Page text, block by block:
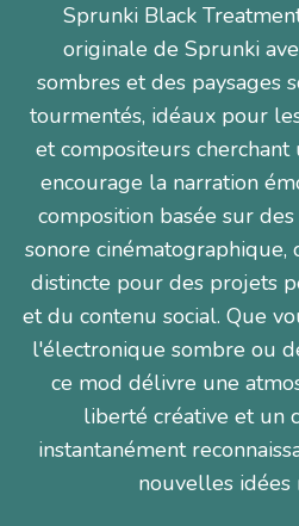
Sprunki Black
originale de Sprunki
sombres et des paysages
tourmentés, idéaux pour
et compositeurs
encourage la narration
composition basée sur
sonore
distincte pour des projets
et du contenu social. Que
l'électronique sombre ou
ce mod délivre une
liberté créative et un
instantanément
nouvelles idées